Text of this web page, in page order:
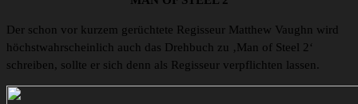
Der schon vor kurzem gerüchtete Regisseur Matthew Vaughn wird
höchstwahrscheinlich auch das Drehbuch zu ‚Man of Steel 2‘
schreiben, sollte er sich denn als Regisseur verpflichten lassen.